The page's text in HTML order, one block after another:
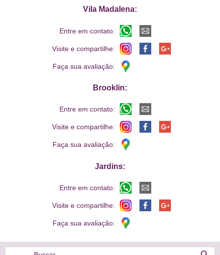
Vila Madalena:
Entre em contato:
Visite e compartilhe:
Faça sua avaliação:
Brooklin:
Entre em contato:
Visite e compartilhe:
Faça sua avaliação:
Jardins:
Entre em contato:
Visite e compartilhe:
Faça sua avaliação: